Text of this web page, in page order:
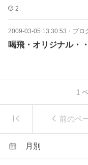
2
2009-03-05 13:30:53 ・ ブロ
喝飛・オリジナル・
1
前のペ
月別